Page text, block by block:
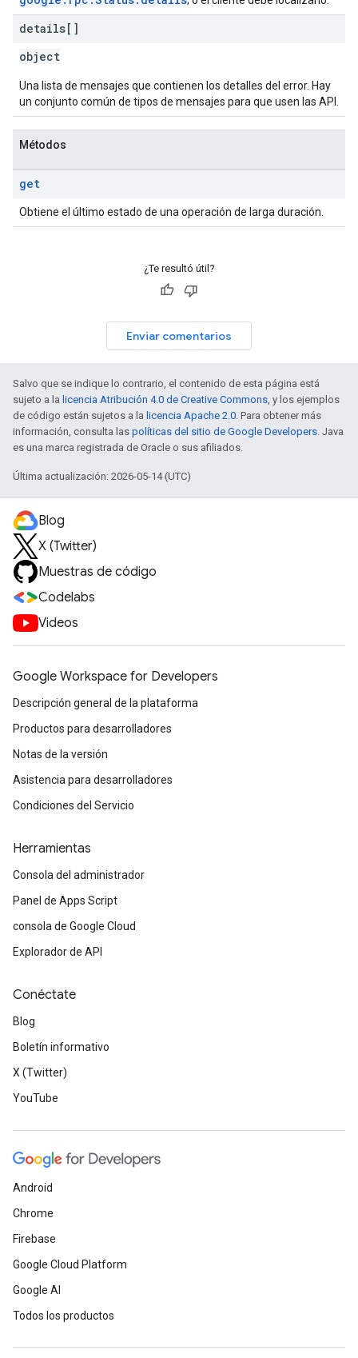
details[]
object
Una lista de mensajes que contienen los detalles del error. Hay
un conjunto común de tipos de mensajes para que usen las API.
Métodos
get
Obtiene el último estado de una operación de larga duración.
¿Te resultó útil?
Enviar comentarios
Salvo que se indique lo contrario, el contenido de esta página está
sujeto a la licencia Atribución 4.0 de Creative Commons, y los ejemplos
de código están sujetos a la licencia Apache 2.0. Para obtener más
información, consulta las políticas del sitio de Google Developers. Java
es una marca registrada de Oracle o sus afiliados.
Última actualización: 2026-05-14 (UTC)
Blog
X (Twitter)
Muestras de código
Codelabs
Videos
Google Workspace for Developers
Descripción general de la plataforma
Productos para desarrolladores
Notas de la versión
Asistencia para desarrolladores
Condiciones del Servicio
Herramientas
Consola del administrador
Panel de Apps Script
consola de Google Cloud
Explorador de API
Conéctate
Blog
Boletín informativo
X (Twitter)
YouTube
Android
Chrome
Firebase
Google Cloud Platform
Google AI
Todos los productos